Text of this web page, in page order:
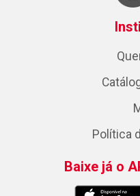
Política
Baixe já o